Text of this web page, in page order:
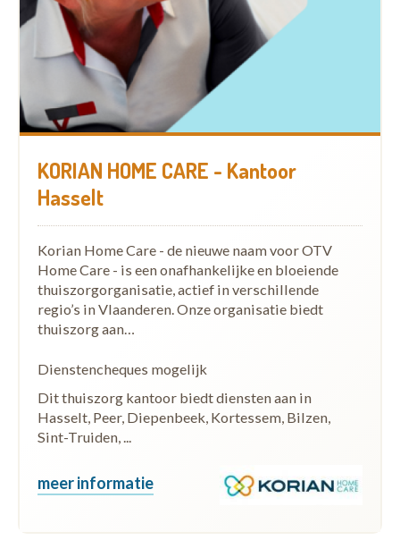
KORIAN HOME CARE - Kantoor
Hasselt
Korian Home Care - de nieuwe naam voor OTV
Home Care - is een onafhankelijke en bloeiende
thuiszorgorganisatie, actief in verschillende
regio’s in Vlaanderen. Onze organisatie biedt
thuiszorg aan…
Dienstencheques mogelijk
Dit thuiszorg kantoor biedt diensten aan in
Hasselt, Peer, Diepenbeek, Kortessem, Bilzen,
Sint-Truiden, ...
meer informatie